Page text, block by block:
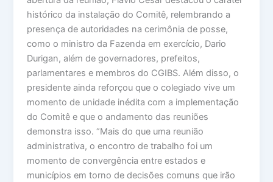
histórico da instalação do Comitê, relembrando a
presença de autoridades na cerimônia de posse,
como o ministro da Fazenda em exercício, Dario
Durigan, além de governadores, prefeitos,
parlamentares e membros do CGIBS. Além disso, o
presidente ainda reforçou que o colegiado vive um
momento de unidade inédita com a implementação
do Comitê e que o andamento das reuniões
demonstra isso. “Mais do que uma reunião
administrativa, o encontro de trabalho foi um
momento de convergência entre estados e
municípios em torno de decisões comuns que irão